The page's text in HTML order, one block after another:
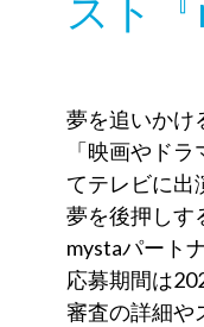
スト
夢を追いかけ
「映画やド
てテレビに出
夢を後押しす
mystaパート
応募期間は
審査の詳細や